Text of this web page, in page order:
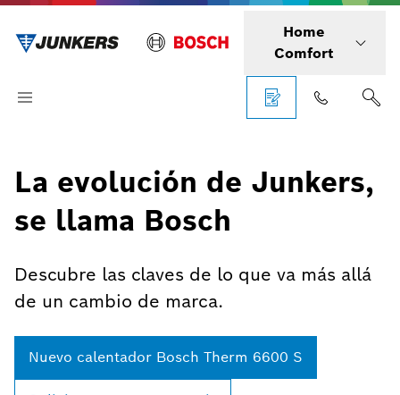
Home
Comfort
La evolución de Junkers,
se llama Bosch
Descubre las claves de lo que va más allá
de un cambio de marca.
Nuevo calentador Bosch Therm 6600 S